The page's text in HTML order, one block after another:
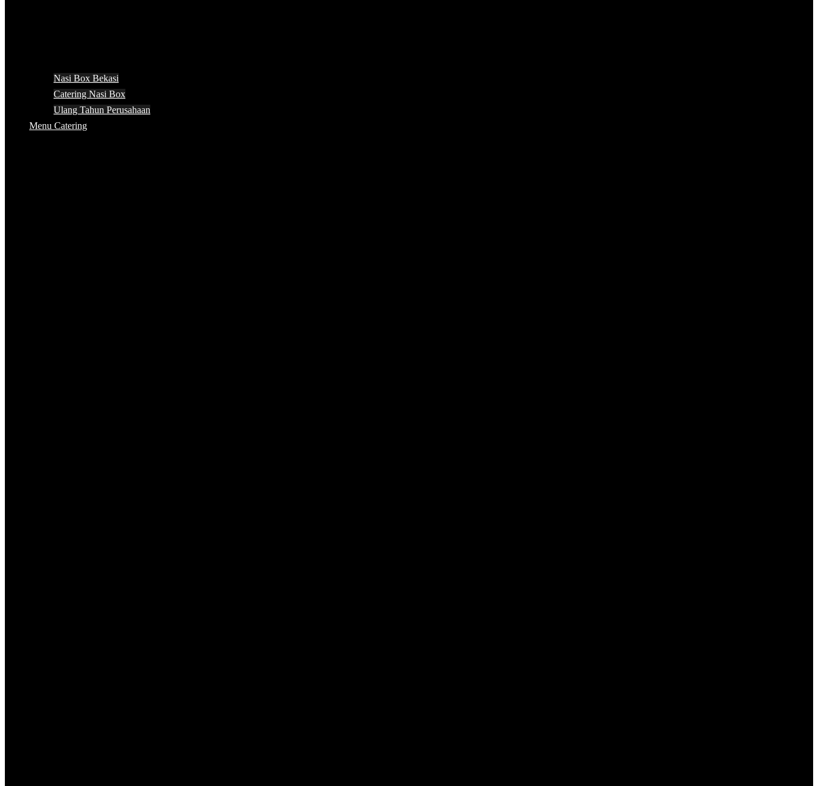
Nasi Box Bekasi
Catering Nasi Box
Ulang Tahun Perusahaan
Menu Catering